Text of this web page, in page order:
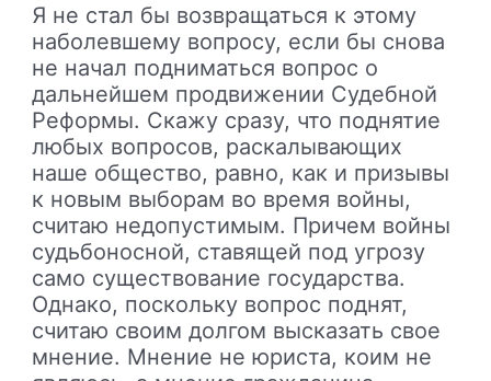
Я не стал бы возвращаться к этому
наболевшему вопросу, если бы снова
не начал подниматься вопрос о
дальнейшем продвижении Судебной
Реформы. Скажу сразу, что поднятие
любых вопросов, раскалывающих
наше общество, равно, как и призывы
к новым выборам во время войны,
считаю недопустимым. Причем войны
судьбоносной, ставящей под угрозу
само существование государства.
Однако, поскольку вопрос поднят,
считаю своим долгом высказать свое
мнение. Мнение не юриста, коим не